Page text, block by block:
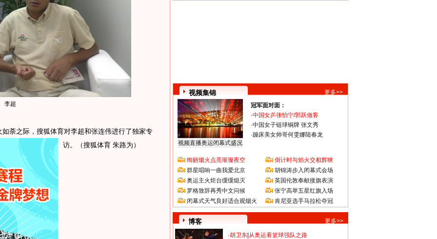
李超
荼之际，搜狐体育对李超和张连伟进行了独家专
访。（搜狐体育 朱路为）
视频集锦 更多>>
视频直播奥运闭幕式盛况
冠军面对面：
·中国女乒张怡宁/郭跃做客
·中国女子链球铜牌 张文秀
·蹦床美女帅哥何雯娜陆春龙
绚丽烟火点亮璀璨夜空
群星唱响一曲我爱北京
奥运主火炬台缓缓熄灭
罗格致辞再秀中文问候
闭幕式天气良好适合观烟火
倒计时与焰火交相辉映
胡锦涛步入闭幕式会场
英国伦敦奉献接旗表演
张宁高举五星红旗入场
肯尼亚选手马拉松夺冠
博客 更多>>
·胡卫东 从奥运看篮球强队之路